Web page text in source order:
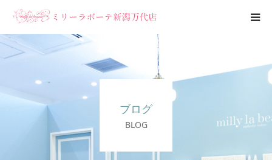
ブログ
BLOG
エステメニュー
ブライダルエステ
サロン案内